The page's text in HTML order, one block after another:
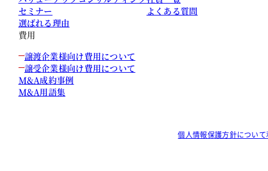
セミナー
選ばれる理由
費用
譲渡企業様向け費用について
譲受企業様向け費用について
M&A成約事例
M&A用語集
よくある質問
個人情報保護方針について